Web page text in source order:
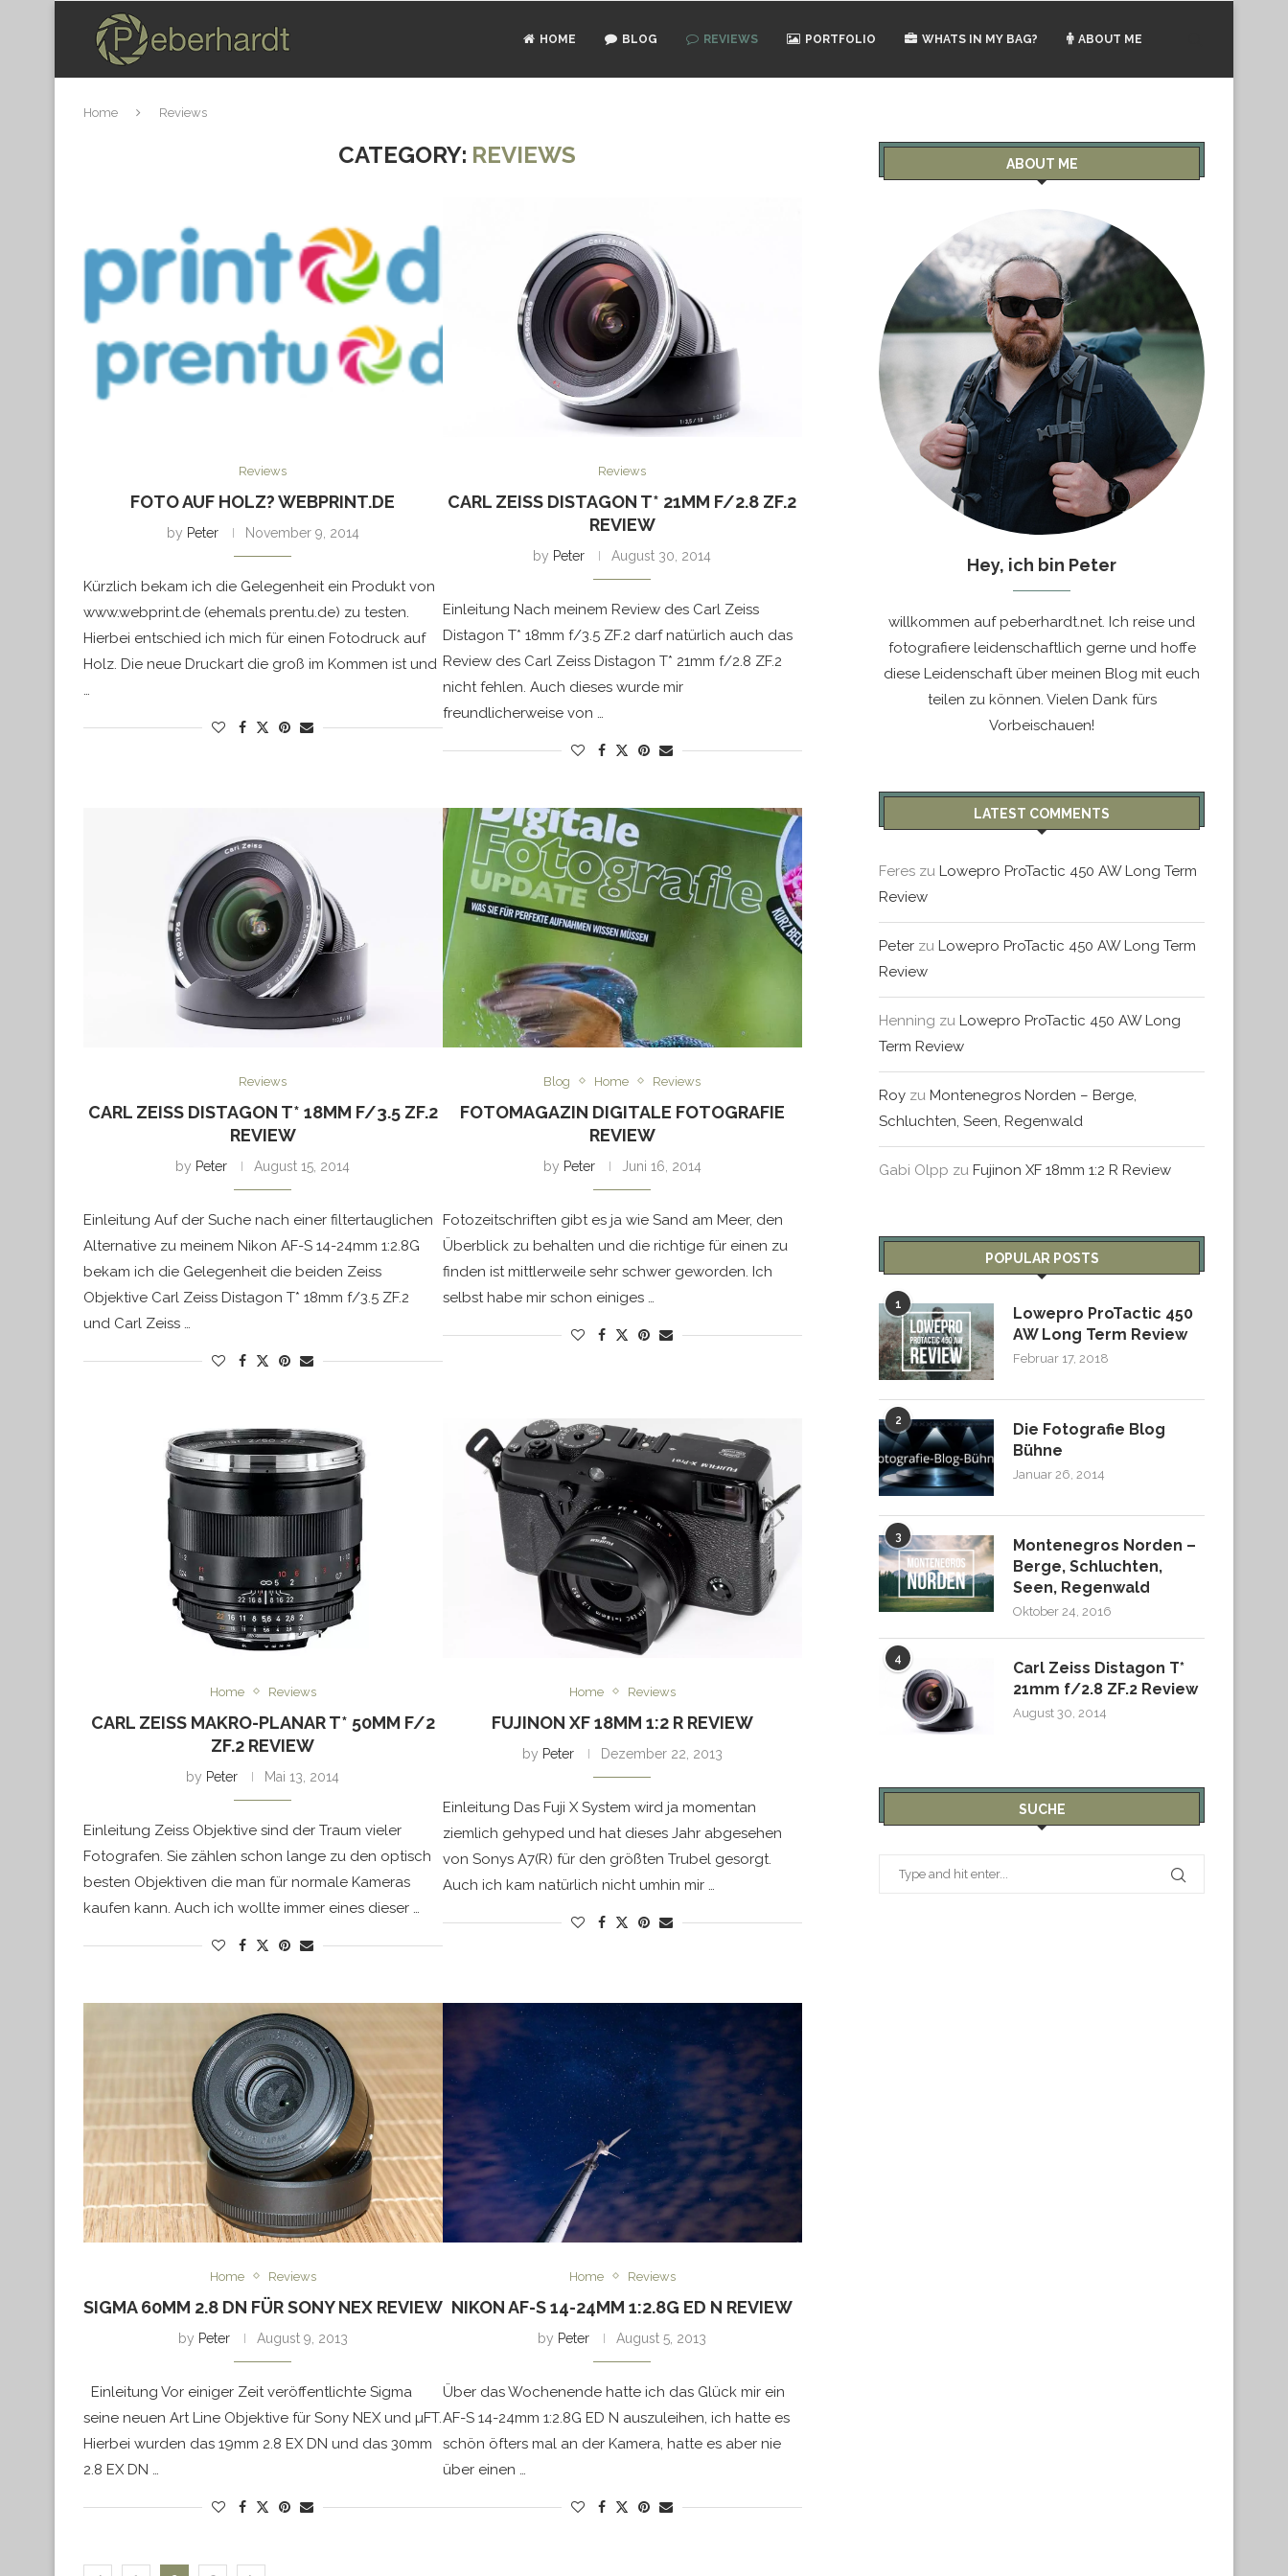
HOME BLOG REVIEWS PORTFOLIO WHATS IN MY BAG? ABOUT ME
Home Reviews
CATEGORY: REVIEWS
Reviews
FOTO AUF HOLZ? WEBPRINT.DE
by Peter November 9, 2014
Kürzlich bekam ich die Gelegenheit ein Produkt von
www.webprint.de (ehemals prentu.de) zu testen.
Hierbei entschied ich mich für einen Fotodruck auf
Holz. Die neue Druckart die groß im Kommen ist und
…
Reviews
CARL ZEISS DISTAGON T* 21MM F/2.8 ZF.2
REVIEW
by Peter August 30, 2014
Einleitung Nach meinem Review des Carl Zeiss
Distagon T* 18mm f/3.5 ZF.2 darf natürlich auch das
Review des Carl Zeiss Distagon T* 21mm f/2.8 ZF.2
nicht fehlen. Auch dieses wurde mir
freundlicherweise von …
Reviews
CARL ZEISS DISTAGON T* 18MM F/3.5 ZF.2
REVIEW
by Peter August 15, 2014
Einleitung Auf der Suche nach einer filtertauglichen
Alternative zu meinem Nikon AF-S 14-24mm 1:2.8G
bekam ich die Gelegenheit die beiden Zeiss
Objektive Carl Zeiss Distagon T* 18mm f/3.5 ZF.2
und Carl Zeiss …
Blog Home Reviews
FOTOMAGAZIN DIGITALE FOTOGRAFIE
REVIEW
by Peter Juni 16, 2014
Fotozeitschriften gibt es ja wie Sand am Meer, den
Überblick zu behalten und die richtige für einen zu
finden ist mittlerweile sehr schwer geworden. Ich
selbst habe mir schon einiges …
Home Reviews
CARL ZEISS MAKRO-PLANAR T* 50MM F/2
ZF.2 REVIEW
by Peter Mai 13, 2014
Einleitung Zeiss Objektive sind der Traum vieler
Fotografen. Sie zählen schon lange zu den optisch
besten Objektiven die man für normale Kameras
kaufen kann. Auch ich wollte immer eines dieser …
Home Reviews
FUJINON XF 18MM 1:2 R REVIEW
by Peter Dezember 22, 2013
Einleitung Das Fuji X System wird ja momentan
ziemlich gehyped und hat dieses Jahr abgesehen
von Sonys A7(R) für den größten Trubel gesorgt.
Auch ich kam natürlich nicht umhin mir …
Home Reviews
SIGMA 60MM 2.8 DN FÜR SONY NEX REVIEW
by Peter August 9, 2013
Einleitung Vor einiger Zeit veröffentlichte Sigma
seine neuen Art Line Objektive für Sony NEX und µFT.
Hierbei wurden das 19mm 2.8 EX DN und das 30mm
2.8 EX DN …
Home Reviews
NIKON AF-S 14-24MM 1:2.8G ED N REVIEW
by Peter August 5, 2013
Über das Wochenende hatte ich das Glück mir ein
AF-S 14-24mm 1:2.8G ED N auszuleihen, ich hatte es
schön öfters mal an der Kamera, hatte es aber nie
über einen …
ABOUT ME
Hey, ich bin Peter
willkommen auf peberhardt.net. Ich reise und
fotografiere leidenschaftlich gerne und hoffe
diese Leidenschaft über meinen Blog mit euch
teilen zu können. Vielen Dank fürs
Vorbeischauen!
LATEST COMMENTS
Feres zu Lowepro ProTactic 450 AW Long Term
Review
Peter zu Lowepro ProTactic 450 AW Long Term
Review
Henning zu Lowepro ProTactic 450 AW Long
Term Review
Roy zu Montenegros Norden – Berge,
Schluchten, Seen, Regenwald
Gabi Olpp zu Fujinon XF 18mm 1:2 R Review
POPULAR POSTS
1
Lowepro ProTactic 450
AW Long Term Review
Februar 17, 2018
2
Die Fotografie Blog
Bühne
Januar 26, 2014
3
Montenegros Norden –
Berge, Schluchten,
Seen, Regenwald
Oktober 24, 2016
4
Carl Zeiss Distagon T*
21mm f/2.8 ZF.2 Review
August 30, 2014
SUCHE